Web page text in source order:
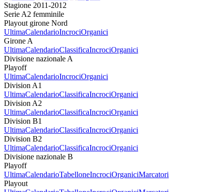
Stagione 2011-2012
Serie A2 femminile
Playout girone Nord
UltimaCalendarioIncrociOrganici
Girone A
UltimaCalendarioClassificaIncrociOrganici
Divisione nazionale A
Playoff
UltimaCalendarioIncrociOrganici
Division A1
UltimaCalendarioClassificaIncrociOrganici
Division A2
UltimaCalendarioClassificaIncrociOrganici
Division B1
UltimaCalendarioClassificaIncrociOrganici
Division B2
UltimaCalendarioClassificaIncrociOrganici
Divisione nazionale B
Playoff
UltimaCalendarioTabelloneIncrociOrganiciMarcatori
Playout